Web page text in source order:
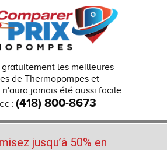
les meilleures
de Thermopompes et
jamais été aussi facile.
: (418) 800-8673
jusqu’à 50% en